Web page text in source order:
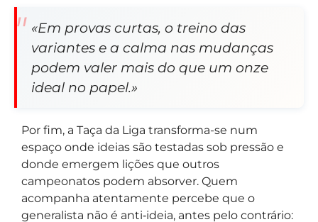
«Em provas curtas, o treino das
variantes e a calma nas mudanças
podem valer mais do que um onze
ideal no papel.»
Por fim, a Taça da Liga transforma-se num
espaço onde ideias são testadas sob pressão e
donde emergem lições que outros
campeonatos podem absorver. Quem
acompanha atentamente percebe que o
generalista não é anti‑ideia, antes pelo contrário: